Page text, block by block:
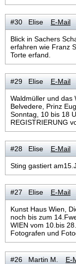
#30 Elise E-Mail
Blick in Sachers
erfahren wie Franz
Torte erfand.
#29 Elise E-Mail
Waldmüller und das
Belvedere, Prinz
Sonntag, 10 bis 18
REGISTRIERUNG
#28 Elise E-Mail
Sting gastiert
#27 Elise E-Mail
Kunst Haus Wien,
noch bis zum
WIEN vom 10.bis
Fotografen und
#26 Martin M. E-